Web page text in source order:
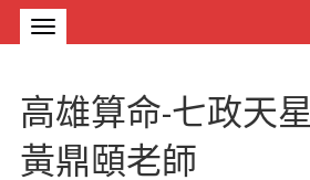
高雄算命-七政天
黃鼎頤老師